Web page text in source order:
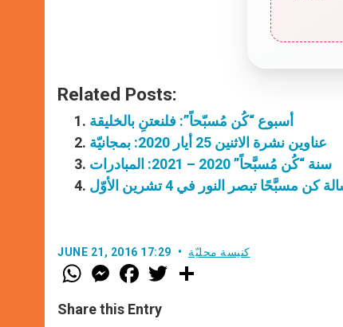
Related Posts:
أسبوع “كُن مُسبّحاً”: فلنعتنِ بالخليقة
عناوين نشرة الاثنين 25 أيار 2020: بمجانيّة
سنة “كُن مُسبَّحاً” 2020 – 2021: المبادرات
مسبَّحًا تبصر النور في 4 تشرين الأوّل
JUNE 21, 2016 17:29 كنيسة محليّة
W
h
t
s
M
e
s
e
F
a
e
b
w
Share this Entry